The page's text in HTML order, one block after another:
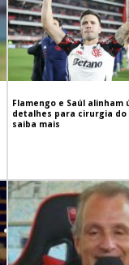
Flamengo e Saúl alinham
detalhes para cirurgia do
saiba mais